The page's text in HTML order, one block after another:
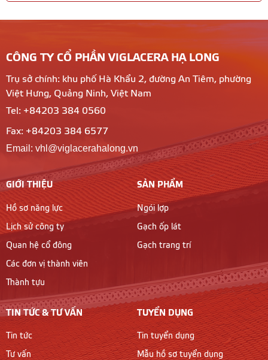
CÔNG TY CỔ PHẦN VIGLACERA HẠ LONG
Trụ sở chính: khu phố Hà Khẩu 2, đường An Tiêm, phường
Việt Hưng, Quảng Ninh, Việt Nam
Tel: +84203 384 0560
Fax: +84203 384 6577
Email: vhl@viglacerahalong.vn
GIỚI THIỆU
Hồ sơ năng lực
Lịch sử công ty
Quan hệ cổ đông
Các đơn vị thành viên
Thành tựu
SẢN PHẨM
Ngói lợp
Gạch ốp lát
Gạch trang trí
TIN TỨC & TƯ VẤN
Tin tức
Tư vấn
TUYỂN DỤNG
Tin tuyển dụng
Mẫu hồ sơ tuyển dụng